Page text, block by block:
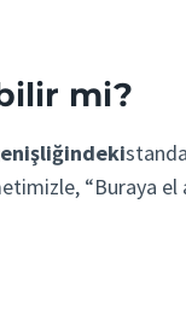
mi?
“Buraya el